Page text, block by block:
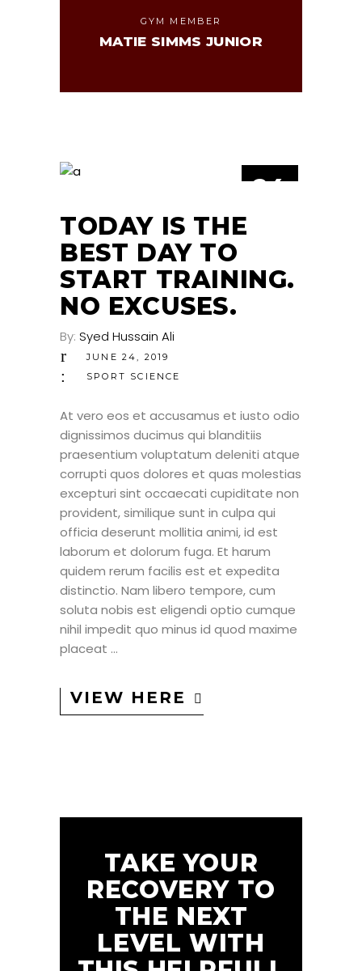
GYM MEMBER
MATIE SIMMS JUNIOR
24
TODAY IS THE
BEST DAY TO
START TRAINING.
NO EXCUSES.
By: Syed Hussain Ali
JUNE 24, 2019
SPORT SCIENCE
At vero eos et accusamus et iusto odio
dignissimos ducimus qui blanditiis
praesentium voluptatum deleniti atque
corrupti quos dolores et quas molestias
excepturi sint occaecati cupiditate non
provident, similique sunt in culpa qui
officia deserunt mollitia animi, id est
laborum et dolorum fuga. Et harum
quidem rerum facilis est et expedita
distinctio. Nam libero tempore, cum
soluta nobis est eligendi optio cumque
nihil impedit quo minus id quod maxime
placeat
VIEW HERE
TAKE YOUR
RECOVERY TO
THE NEXT
LEVEL WITH